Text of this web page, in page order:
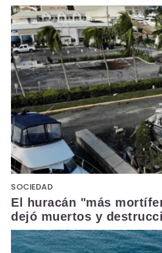
SOCIEDAD
El huracán "más
dejó muertos y